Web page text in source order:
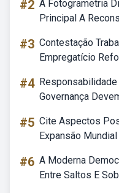
#2 A Fotogrametria
Principal A
#3 Contestação
Empregatício
#4
Governança
#5 Cite Aspectos
Expansão
#6 A Moderna
Entre Saltos E